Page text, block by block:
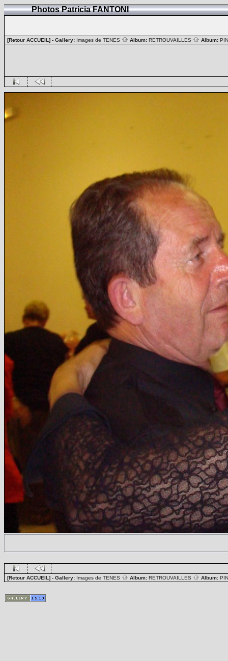
Photos Patricia FANTONI
[Retour ACCUEIL] - Gallery: Images de TENES Album: RETROUVAILLES Album:
[Retour ACCUEIL] - Gallery: Images de TENES Album: RETROUVAILLES Album: